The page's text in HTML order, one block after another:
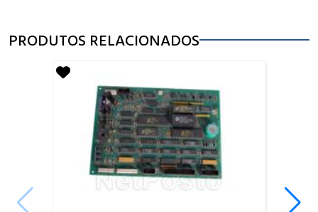
PRODUTOS RELACIONADOS